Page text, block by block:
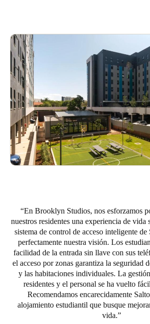
Belgium
FrançaisNederlands
Spain
Español
Portugal
Português
Italiano
Poland
Czech Republic
Čeština
Denmark
En Brooklyn Studios, nos esforzamos
nuestros residentes una experiencia de vida
sistema de control de acceso inteligente de
perfectamente nuestra visión. Los
facilidad de la entrada sin llave con sus
el acceso por zonas garantiza la seguridad
y las habitaciones individuales. La
residentes y el personal se ha vuelto
Recomendamos encarecidamente
alojamiento estudiantil que busque
vida.